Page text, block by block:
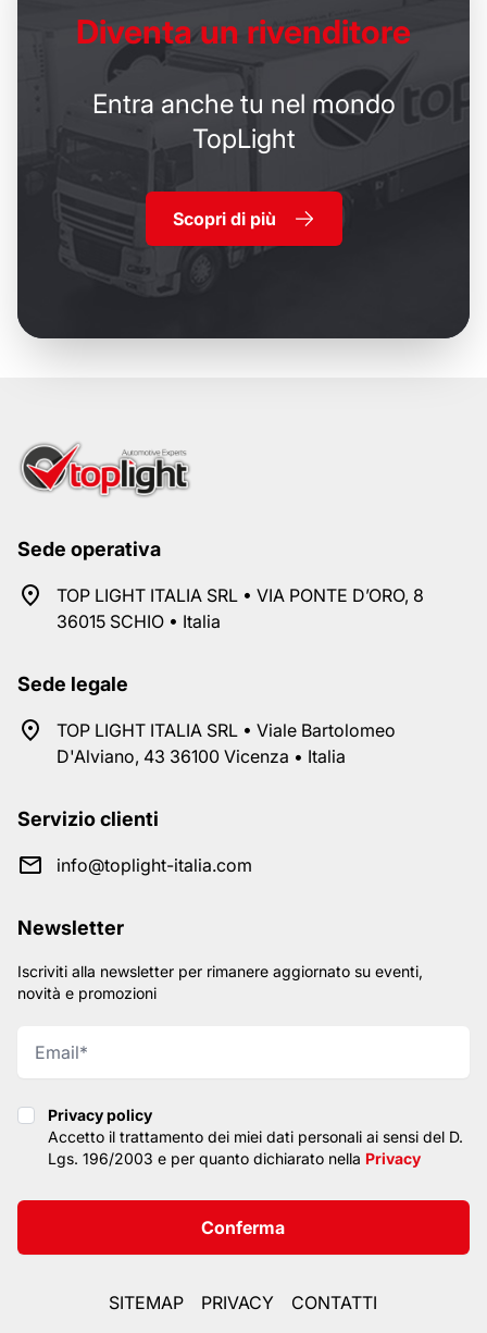
Diventa un rivenditore
Entra anche tu nel mondo
TopLight
Scopri di più
Sede operativa
TOP LIGHT ITALIA SRL • VIA PONTE D’ORO, 8
36015 SCHIO • Italia
Sede legale
TOP LIGHT ITALIA SRL • Viale Bartolomeo
D'Alviano, 43 36100 Vicenza • Italia
Servizio clienti
info@toplight-italia.com
Newsletter
Iscriviti alla newsletter per rimanere aggiornato su eventi,
novità e promozioni
Privacy policy
Privacy policy
Accetto il trattamento dei miei dati personali ai sensi del D.
Lgs. 196/2003 e per quanto dichiarato nella Privacy
Conferma
SITEMAP PRIVACY CONTATTI